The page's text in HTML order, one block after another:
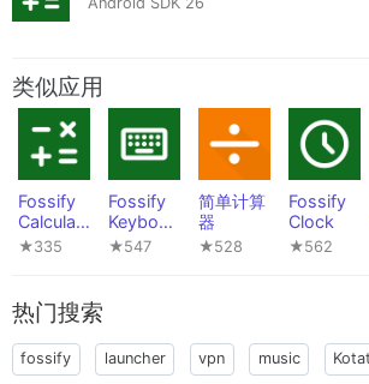
类似应用
Fossify
Calculat
or
★335
Fossify
Keyboar
d
★547
简单计算
器
★528
Fossify
Clock
★562
热门搜索
fossify launcher vpn music